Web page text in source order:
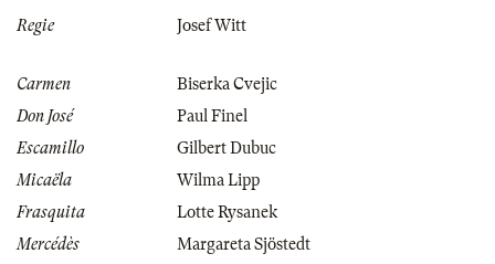
Regie Josef Witt
Carmen
Biserka Cvejic
Don José
Paul Finel
Escamillo
Gilbert Dubuc
Micaëla
Wilma Lipp
Frasquita
Lotte Rysanek
Mercédès
Margareta Sjöstedt